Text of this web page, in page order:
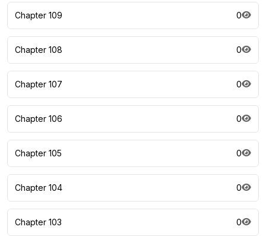
Chapter 109 0
Chapter 108 0
Chapter 107 0
Chapter 106 0
Chapter 105 0
Chapter 104 0
Chapter 103 0